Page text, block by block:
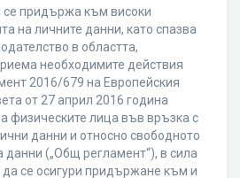
се придържа към високи
на личните данни, като спазва
в областта,
необходимите действия
2016/679 на Европейския
от 27 април 2016 година
физическите лица във връзка с
данни и относно свободното
данни („Общ регламент“), в сила
да се осигури придържане към и